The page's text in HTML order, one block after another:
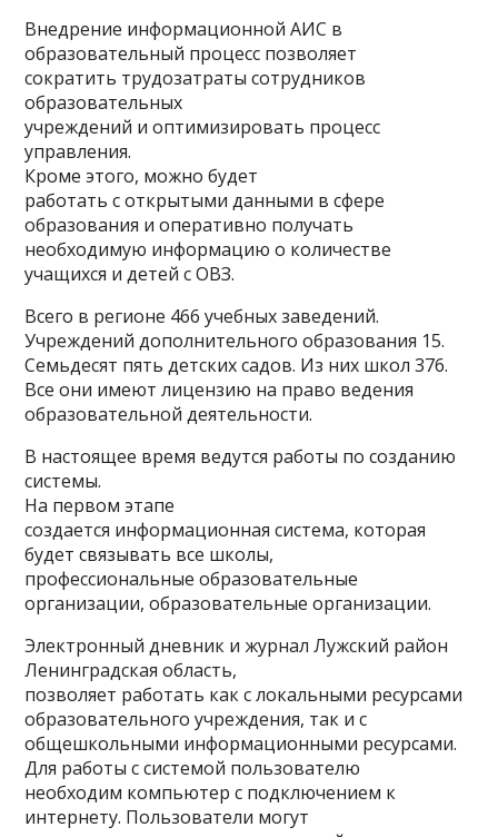
Внедрение информационной АИС в
образовательный процесс позволяет
сократить трудозатраты сотрудников
образовательных
учреждений и оптимизировать процесс
управления.
Кроме этого, можно будет
работать с открытыми данными в сфере
образования и оперативно получать
необходимую информацию о количестве
учащихся и детей с ОВЗ.
Всего в регионе 466 учебных заведений.
Учреждений дополнительного образования 15.
Семьдесят пять детских садов. Из них школ 376.
Все они имеют лицензию на право ведения
образовательной деятельности.
В настоящее время ведутся работы по созданию
системы.
На первом этапе
создается информационная система, которая
будет связывать все школы,
профессиональные образовательные
организации, образовательные организации.
Электронный дневник и журнал Лужский район
Ленинградская область,
позволяет работать как с локальными ресурсами
образовательного учреждения, так и с
общешкольными информационными ресурсами.
Для работы с системой пользователю
необходим компьютер с подключением к
интернету. Пользователи могут